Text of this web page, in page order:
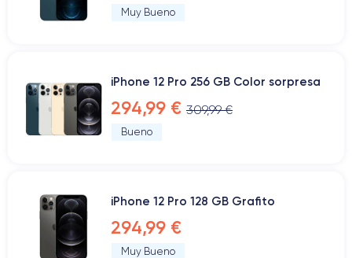
Muy Bueno
iPhone 12 Pro 256 GB Color sorpresa
294,99 € 309,99 €
Bueno
iPhone 12 Pro 128 GB Grafito
294,99 €
Muy Bueno